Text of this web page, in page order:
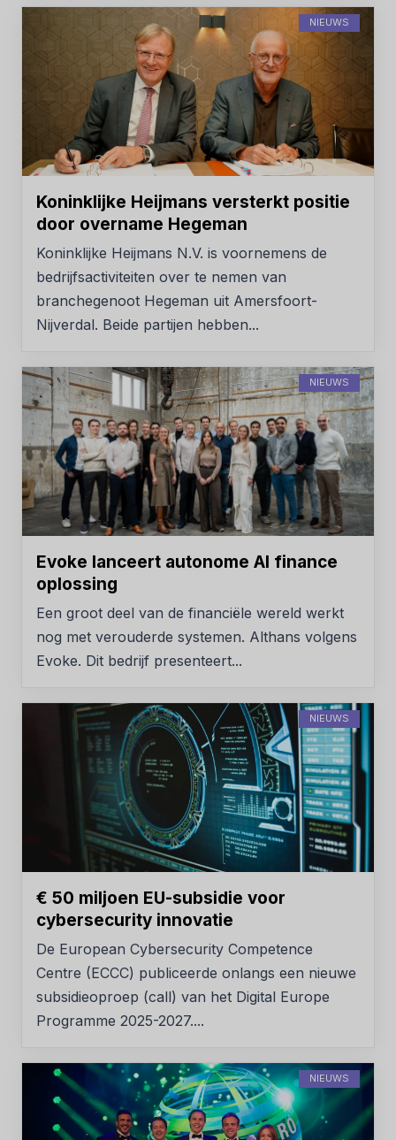
NIEUWS
Koninklijke Heijmans versterkt positie
door overname Hegeman
Koninklijke Heijmans N.V. is voornemens de
bedrijfsactiviteiten over te nemen van
branchegenoot Hegeman uit Amersfoort-
Nijverdal. Beide partijen hebben...
NIEUWS
Evoke lanceert autonome AI finance
oplossing
Een groot deel van de financiële wereld werkt
nog met verouderde systemen. Althans volgens
Evoke. Dit bedrijf presenteert...
NIEUWS
€ 50 miljoen EU-subsidie voor
cybersecurity innovatie
De European Cybersecurity Competence
Centre (ECCC) publiceerde onlangs een nieuwe
subsidieoproep (call) van het Digital Europe
Programme 2025-2027....
NIEUWS